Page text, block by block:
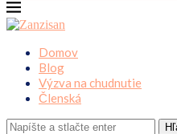
Domov
Blog
Výzva na chudnutie
Členská